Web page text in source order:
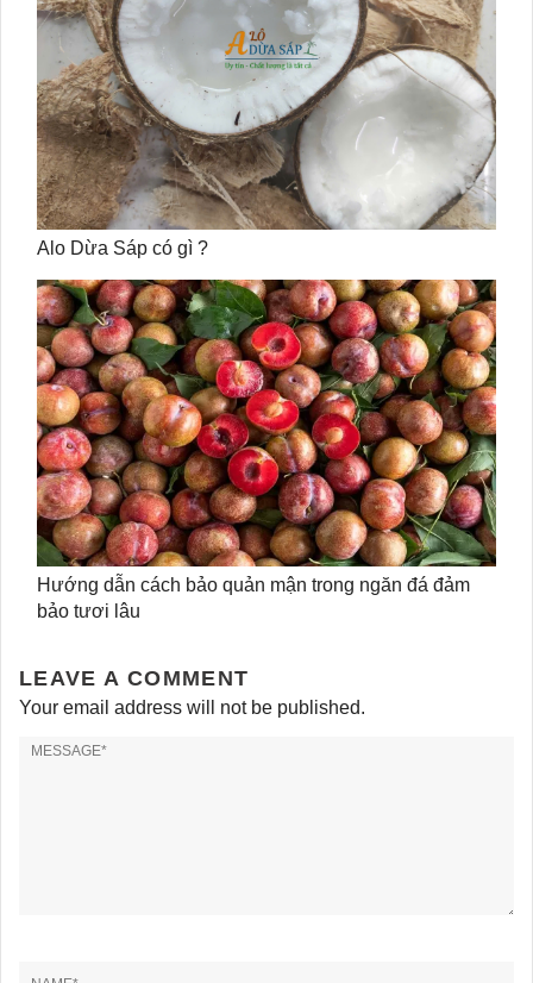
Alo Dừa Sáp có gì ?
Hướng dẫn cách bảo quản mận trong ngăn đá đảm
bảo tươi lâu
LEAVE A COMMENT
Your email address will not be published.